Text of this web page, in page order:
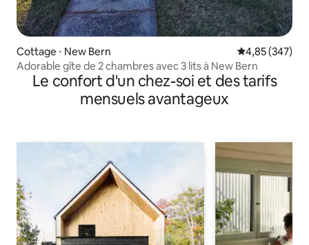
Cottage ⋅ New Bern Évaluation
4,85 (347)
Adorable gîte de 2 chambres avec 3 lits à New Bern
Le confort d'un chez-soi et des tarifs
mensuels avantageux